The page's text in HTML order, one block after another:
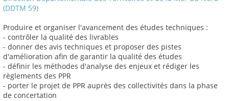
(DDTM 59)
Produire et organiser l'avancement des études techniques :
- contrôler la qualité des livrables
- donner des avis techniques et proposer des pistes
d'amélioration afin de garantir la qualité des études
- définir les méthodes d'analyse des enjeux et rédiger les
règlements des PPR
- porter le projet de PPR auprès des collectivités dans la phase
de concertation